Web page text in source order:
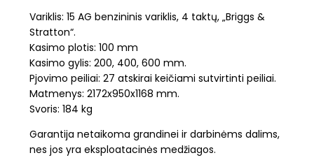
Variklis: 15 AG benzininis variklis, 4 taktų, „Briggs &
Stratton“.
Kasimo plotis: 100 mm
Kasimo gylis: 200, 400, 600 mm.
Pjovimo peiliai: 27 atskirai keičiami sutvirtinti peiliai.
Matmenys: 2172x950x1168 mm.
Svoris: 184 kg
Garantija netaikoma grandinei ir darbinėms dalims,
nes jos yra eksploatacinės medžiagos.